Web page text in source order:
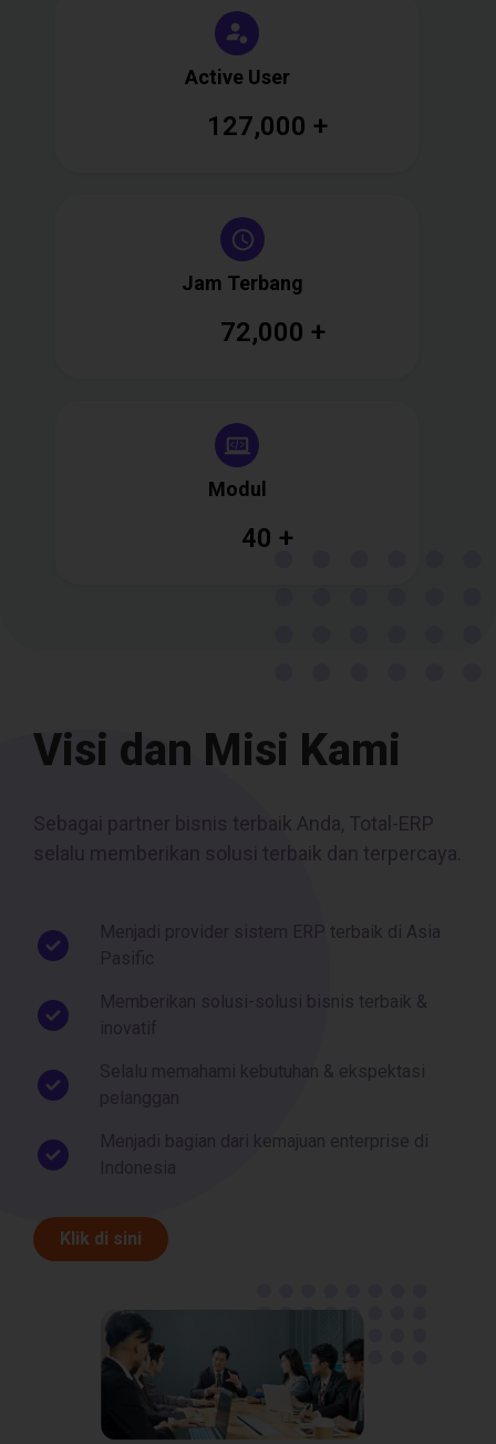
Active User
127,000 +
Jam Terbang
72,000 +
Modul
40 +
Visi dan Misi Kami
Sebagai partner bisnis terbaik Anda, Total-ERP
selalu memberikan solusi terbaik dan terpercaya.
Menjadi provider sistem ERP terbaik di Asia
Memberikan solusi-solusi bisnis terbaik &
Selalu memahami kebutuhan & ekspektasi
Menjadi bagian dari kemajuan enterprise di
Klik di sini